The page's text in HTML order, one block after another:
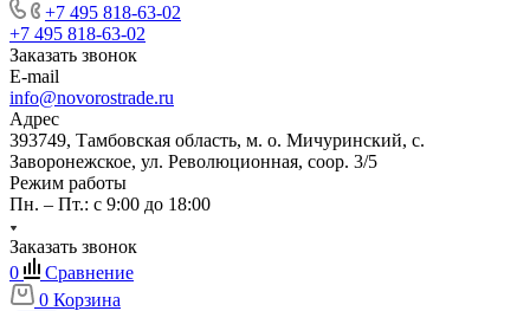
+7 495 818-63-02
+7 495 818-63-02
Заказать звонок
E-mail
info@novorostrade.ru
Адрес
393749, Тамбовская область, м. о. Мичуринский, с.
Заворонежское, ул. Революционная, соор. 3/5
Режим работы
Пн. – Пт.: с 9:00 до 18:00
Заказать звонок
0
Сравнение
0 Корзина